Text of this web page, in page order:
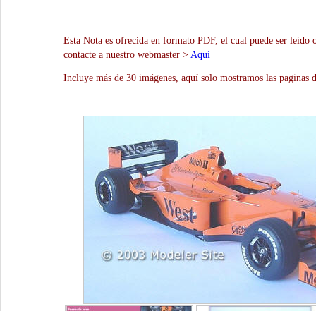
Esta Nota es ofrecida en formato PDF, el cual puede ser leído
contacte a nuestro webmaster > Aquí
Incluye más de 30 imágenes, aquí solo mostramos las paginas